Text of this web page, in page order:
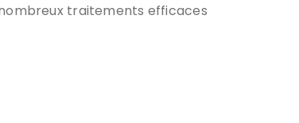
traitements efficaces